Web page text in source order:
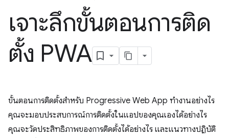
เจาะลึกขั้นตอนการติด
ตั้ง PWA
ขั้นตอนการติดตั้งสำหรับ Progressive Web App ทำงานอย่างไร
คุณจะมอบประสบการณ์การติดตั้งในแอปของคุณเองได้อย่างไร
คุณจะวัดประสิทธิภาพของการติดตั้งได้อย่างไร และแนวทางปฏิบัติ